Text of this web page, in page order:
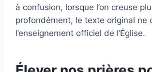
à confusion, lorsque l’on creuse
profondément, le texte original ne
l’enseignement officiel de l’Église.